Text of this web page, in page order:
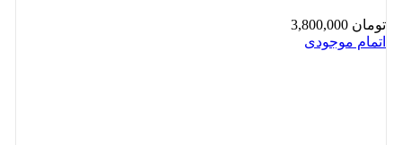
تومان
اتمام موجودی